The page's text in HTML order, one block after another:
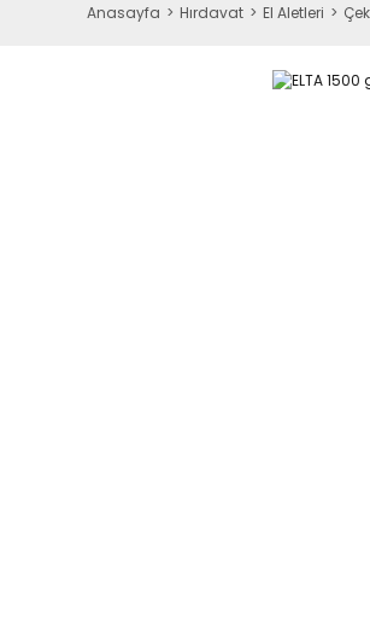
Anasayfa Hırdavat El Aletleri